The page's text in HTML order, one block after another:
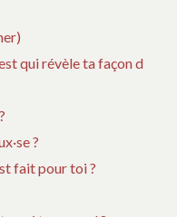
qui révèle ta façon d
?
fait pour toi ?